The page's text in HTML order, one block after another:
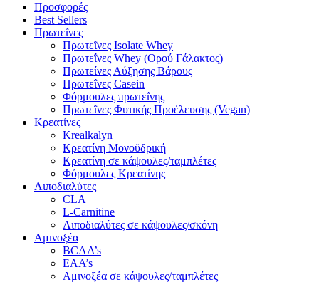
Προσφορές
Best Sellers
Πρωτεΐνες
Πρωτεΐνες Isolate Whey
Πρωτεΐνες Whey (Ορού Γάλακτος)
Πρωτείνες Αύξησης Βάρους
Πρωτεΐνες Casein
Φόρμουλες πρωτεΐνης
Πρωτεΐνες Φυτικής Προέλευσης (Vegan)
Κρεατίνες
Krealkalyn
Κρεατίνη Μονοϋδρική
Κρεατίνη σε κάψουλες/ταμπλέτες
Φόρμουλες Κρεατίνης
Λιποδιαλύτες
CLA
L-Carnitine
Λιποδιαλύτες σε κάψουλες/σκόνη
Αμινοξέα
BCAA’s
EAA’s
Αμινοξέα σε κάψουλες/ταμπλέτες